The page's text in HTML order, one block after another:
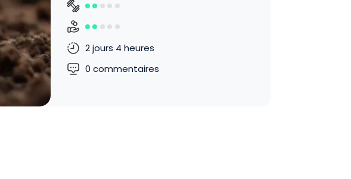
2 jours 4 heures
0 commentaires